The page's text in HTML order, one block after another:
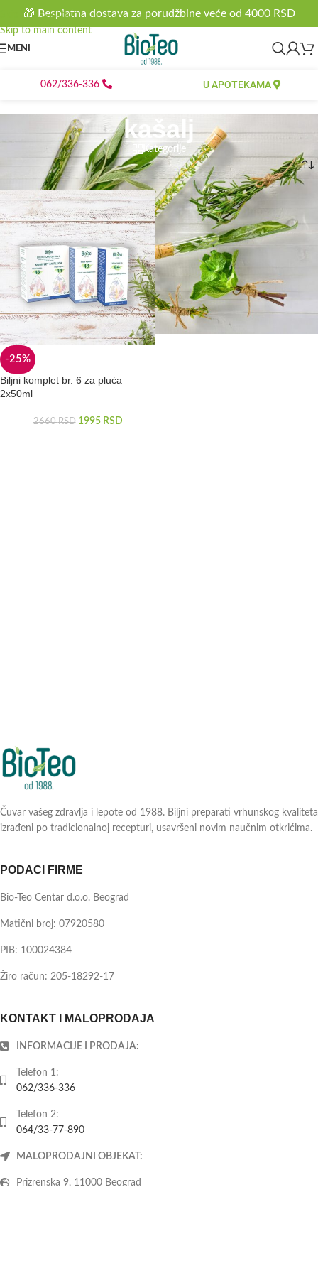
Skip to navigation
Skip to main content
🎁 Besplatna dostava za porudžbine veće od 4000 RSD
MENI
062/336-336 U APOTEKAMA
kašalj
Kategorije
Proizvod označen „kašalj“
-25%
Biljni komplet br. 6 za pluća –
2x50ml
2660RSD 1995 RSD
Čuvar vašeg zdravlja i lepote od 1988. Biljni preparati vrhunskog kvaliteta
izrađeni po tradicionalnoj recepturi, usavršeni novim naučnim otkrićima.
PODACI FIRME
Bio-Teo Centar d.o.o. Beograd
Matični broj: 07920580
PIB: 100024384
Žiro račun: 205-18292-17
KONTAKT I MALOPRODAJA
INFORMACIJE I PRODAJA:
Telefon 1:
062/336-336
Telefon 2:
064/33-77-890
MALOPRODAJNI OBJEKAT:
Prizrenska 9, 11000 Beograd